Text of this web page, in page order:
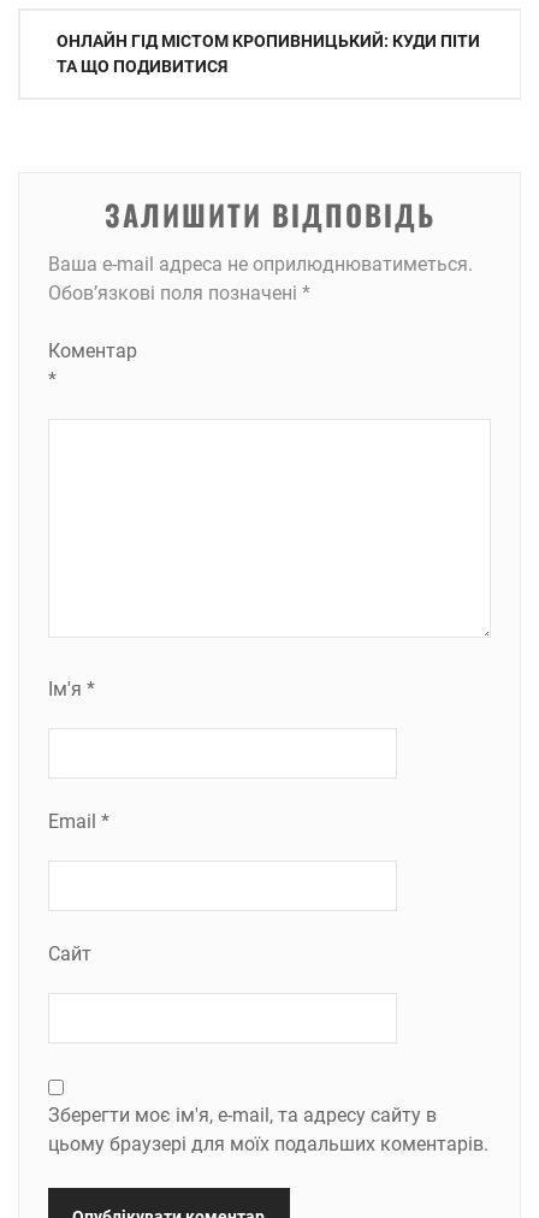
Навігація
записів
ОНЛАЙН ГІД МІСТОМ КРОПИВНИЦЬКИЙ: КУДИ ПІТИ
ТА ЩО ПОДИВИТИСЯ
ЗАЛИШИТИ ВІДПОВІДЬ
Ваша e-mail адреса не оприлюднюватиметься.
Обов’язкові поля позначені *
Коментар
*
Ім'я *
Email *
Сайт
Зберегти моє ім'я, e-mail, та адресу сайту в
цьому браузері для моїх подальших коментарів.